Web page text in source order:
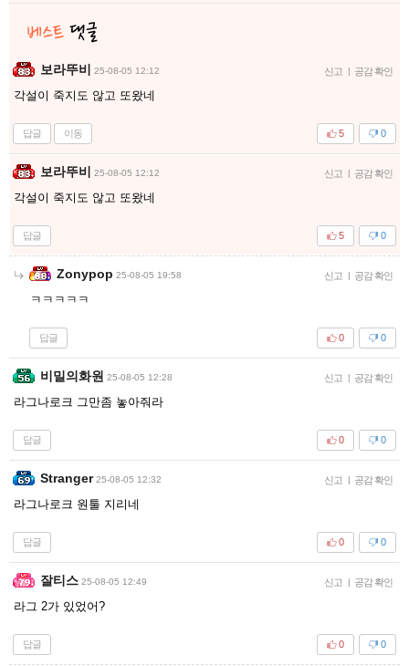
보라뚜비 25-08-05 12:12 신고 | 공감 확인
각설이 죽지도 않고 또왔네
답글 이동 0
5
보라뚜비 25-08-05 12:12 신고 | 공감 확인
각설이 죽지도 않고 또왔네
답글 0
5
Zonypop 25-08-05 19:58 신고 | 공감 확인
ㅋㅋㅋㅋㅋ
답글 0
0
비밀의화원 25-08-05 12:28 신고 | 공감 확인
라그나로크 그만좀 놓아줘라
답글 0
0
Stranger 25-08-05 12:32 신고 | 공감 확인
라그나로크 원툴 지리네
답글 0
0
잘티스 25-08-05 12:49 신고 | 공감 확인
라그 2가 있었어?
답글 0
0